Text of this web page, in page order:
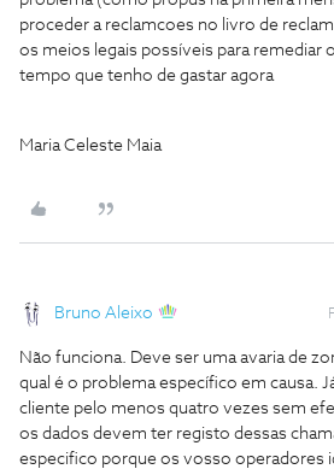
proceder a reclamcoes no livro de
os meios legais possíveis para remediar
tempo que tenho de gastar agora
Maria Celeste Maia
Bruno Aleixo
Não funciona. Deve ser uma avaria de
qual é o problema específico em causa.
cliente pelo menos quatro vezes sem
os dados devem ter registo dessas
especifico porque os vosso operadores